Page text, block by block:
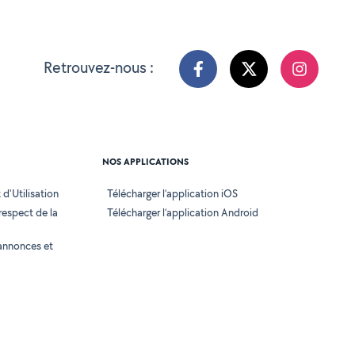
Retrouvez-nous :
d'Utilisation
de la
et
NOS APPLICATIONS
Télécharger l’application iOS
Télécharger l’application Android